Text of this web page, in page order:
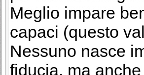
Meglio impare
capaci (questo
Nessuno nasce
fiducia, ma